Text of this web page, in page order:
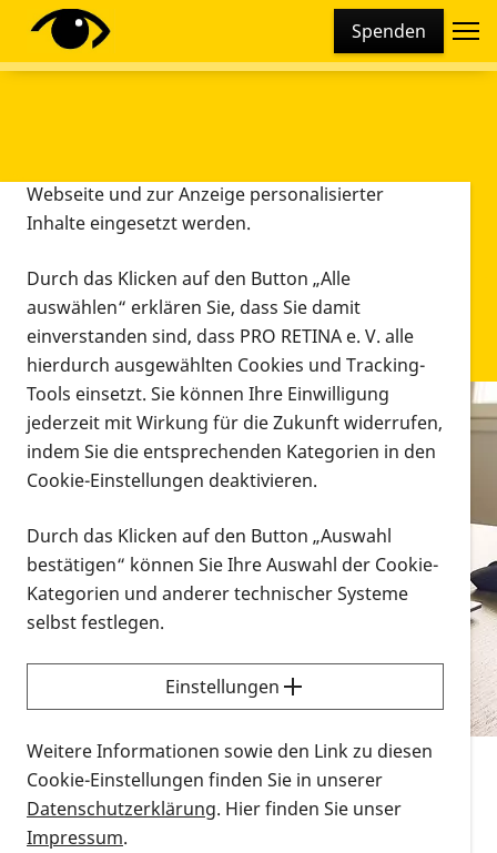
Spenden
Infomaterial
Infomaterial
Vorlesen
Alle Infomaterialien in verschiedenen
Formaten an einem Ort
Sie möchten wissen, wie Sie nach Infonmaterial
suchen und dieses bestellen bzw. herunterladen
können? Schauen Sie sich dieErklärvideos zum
Thema Infomaterial auf der PRO RETINA-Website
für blinde und sehbehinderte Menschen an.
Auf dieser Seite finden Sie sämtliches Infomaterial
Diese Webseite setzt verschiedene Cookies und
Tracking-Tools ein. Dies beinhaltet Cookies und
Webseite und zur Anzeige personalisierter
Inhalte eingesetzt werden.
Durch das Klicken auf den Button „Alle
auswählen“ erklären Sie, dass Sie damit
einverstanden sind, dass PRO RETINA e. V. alle
hierdurch ausgewählten Cookies und Tracking-
Tools einsetzt. Sie können Ihre Einwilligung
jederzeit mit Wirkung für die Zukunft widerrufen,
indem Sie die entsprechenden Kategorien in den
Cookie-Einstellungen deaktivieren.
Durch das Klicken auf den Button „Auswahl
bestätigen“ können Sie Ihre Auswahl der Cookie-
Kategorien und anderer technischer Systeme
selbst festlegen.
Einstellungen
Weitere Informationen sowie den Link zu diesen
Cookie-Einstellungen finden Sie in unserer
Datenschutzerklärung. Hier finden Sie unser
Impressum.